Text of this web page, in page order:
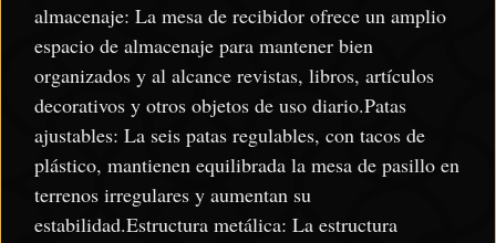
almacenaje: La mesa de recibidor ofrece un amplio
espacio de almacenaje para mantener bien
organizados y al alcance revistas, libros, artículos
decorativos y otros objetos de uso diario.Patas
ajustables: La seis patas regulables, con tacos de
plástico, mantienen equilibrada la mesa de pasillo en
terrenos irregulares y aumentan su
estabilidad.Estructura metálica: La estructura